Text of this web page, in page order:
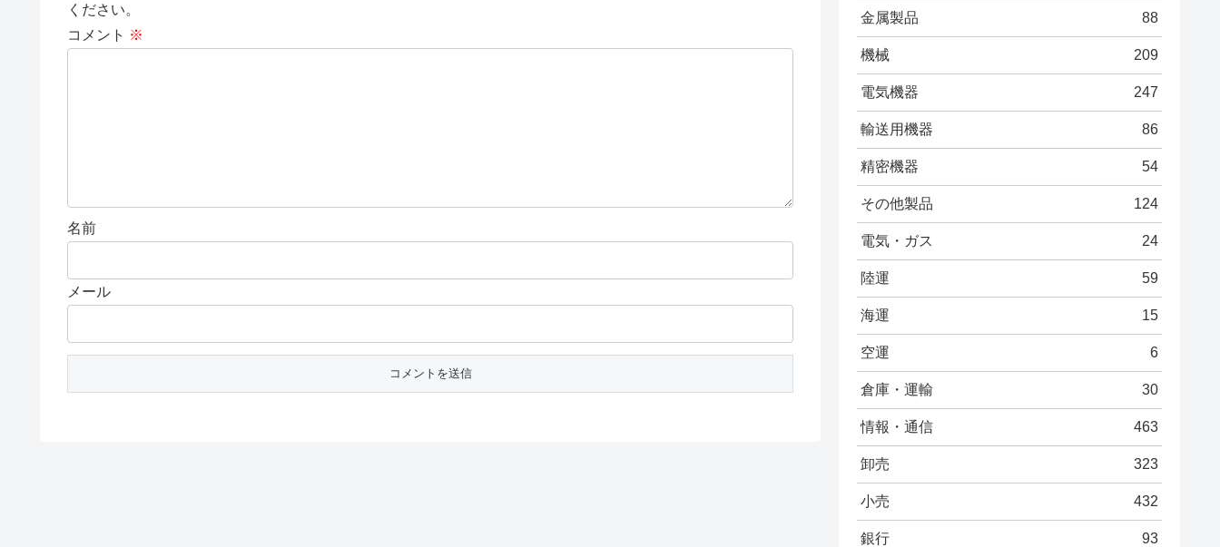
ください。
コメント ※
名前
メール
金属製品 88
機械 209
電気機器 247
輸送用機器 86
精密機器 54
その他製品 124
電気・ガス 24
陸運 59
海運 15
空運 6
倉庫・運輸 30
情報・通信 463
卸売 323
小売 432
銀行 93